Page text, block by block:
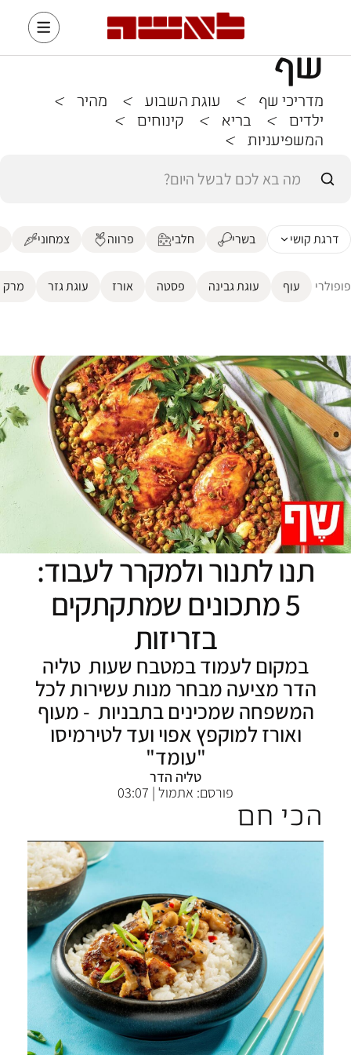
שף
מדריכי שף > עוגת השבוע > מהיר
>
ילדים
> בריא > קינוחים
>
המשפיעניות
>
תנו לתנור ולמקרר לעבוד:
5 מתכונים שמתקתקים
בזריזות
במקום לעמוד במטבח שעות טליה
הדר מציעה מבחר מנות עשירות לכל
המשפחה שמכינים בתבניות - מעוף
ואורז למוקפץ אפוי ועד לטירמיסו
"עומד"
טליה הדר
פורסם: אתמול | 03:07
הכי חם